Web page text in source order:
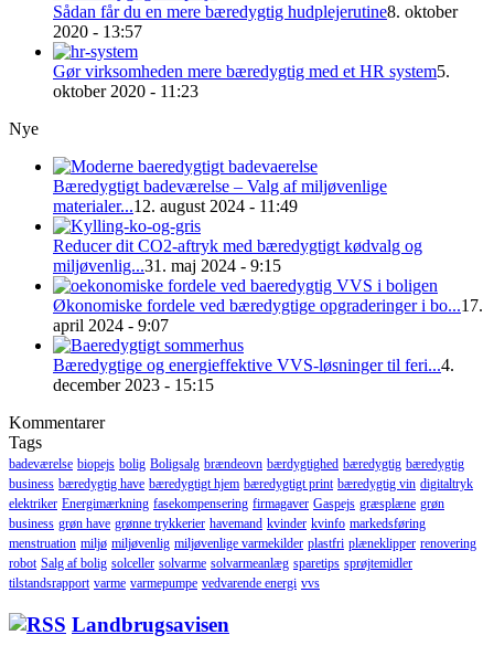
Sådan får du en mere bæredygtig hudplejerutine8. oktober
2020 - 13:57
Gør virksomheden mere bæredygtig med et HR system5.
oktober 2020 - 11:23
Nye
Bæredygtigt badeværelse – Valg af miljøvenlige
materialer...12. august 2024 - 11:49
Reducer dit CO2-aftryk med bæredygtigt kødvalg og
miljøvenlig...31. maj 2024 - 9:15
Økonomiske fordele ved bæredygtige opgraderinger i bo...17.
april 2024 - 9:07
Bæredygtige og energieffektive VVS-løsninger til feri...4.
december 2023 - 15:15
Kommentarer
Tags
badeværelse biopejs bolig Boligsalg brændeovn bærdygtighed bæredygtig bæredygtig
business bæredygtig have bæredygtigt hjem bæredygtigt print bæredygtig vin digitaltryk
elektriker Energimærkning fasekompensering firmagaver Gaspejs græsplæne grøn
business grøn have grønne trykkerier havemand kvinder kvinfo markedsføring
menstruation miljø miljøvenlig miljøvenlige varmekilder plastfri plæneklipper renovering
robot Salg af bolig solceller solvarme solvarmeanlæg sparetips sprøjtemidler
tilstandsrapport varme varmepumpe vedvarende energi vvs
Landbrugsavisen